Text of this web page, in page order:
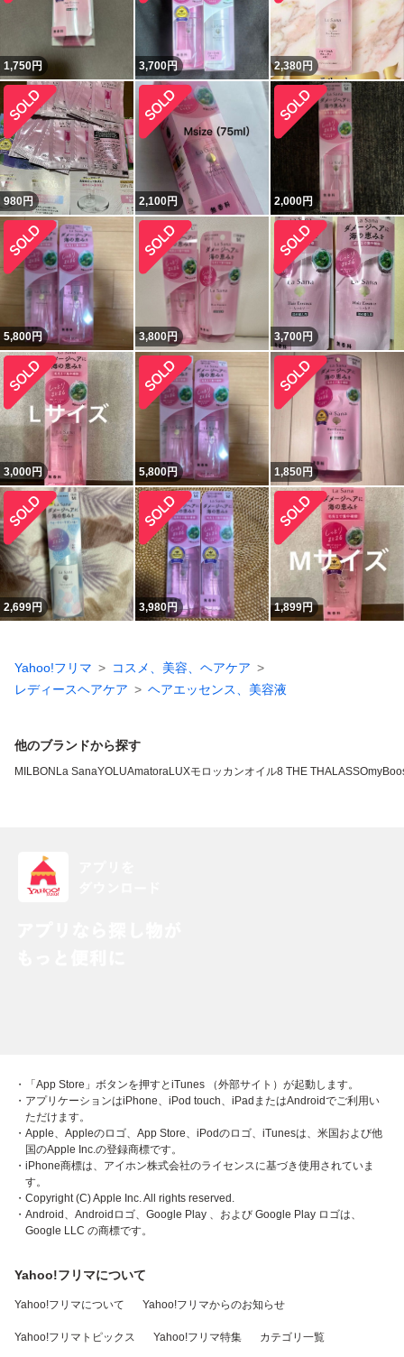
1,750円 3,700円 2,380円
980円 2,100円 2,000円
5,800円 3,800円 3,700円
3,000円 5,800円 1,850円
2,699円 3,980円 1,899円
Yahoo!フリマ
コスメ、美容、ヘアケア
レディースヘアケア
ヘアエッセンス、美容液
他のブランドから探す
MILBON La SanaYOLUAmatoraLUXモロッカンオイル8 THE THALASSO
・「App Store」ボタンを押すとiTunes （外部サイト）が起動します。
・アプリケーションはiPhone、iPod touch、iPadまたはAndroidでご利用い
ただけます。
・Apple、Appleのロゴ、App Store、iPodのロゴ、iTunesは、米国および他
国のApple Inc.の登録商標です。
・iPhone商標は、アイホン株式会社のライセンスに基づき使用されていま
す。
・Copyright (C) Apple Inc. All rights reserved.
・Android、Androidロゴ、Google Play 、および Google Play ロゴは、
Google LLC の商標です。
Yahoo!フリマについて
Yahoo!フリマについて Yahoo!フリマからのお知らせ
Yahoo!フリマトピックス Yahoo!フリマ特集 カテゴリ一覧